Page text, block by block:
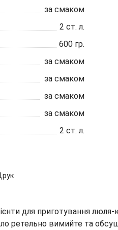
за смаком
2 ст. л.
600 гр.
за смаком
за смаком
за смаком
за смаком
2 ст. л.
для приготування
ретельно вимийте та